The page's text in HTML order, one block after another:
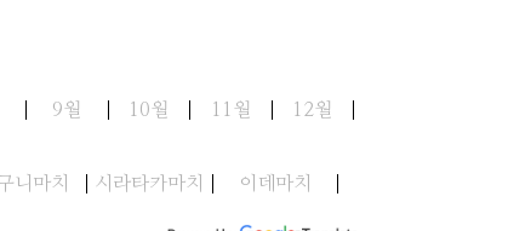
9월 10월 11월 12월
니마치 시라타카마치 이데마치